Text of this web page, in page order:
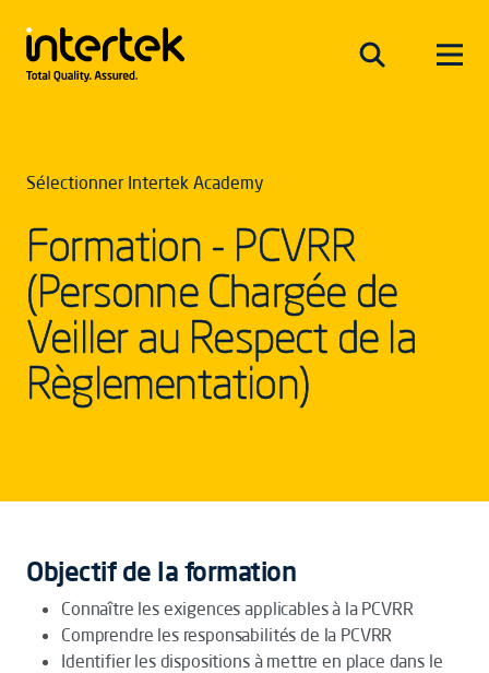
Sélectionner Intertek Academy
Formation - PCVRR
(Personne Chargée de
Veiller au Respect de la
Règlementation)
Objectif de la formation
Connaître les exigences applicables à la PCVRR
Comprendre les responsabilités de la PCVRR
Identifier les dispositions à mettre en place dans le